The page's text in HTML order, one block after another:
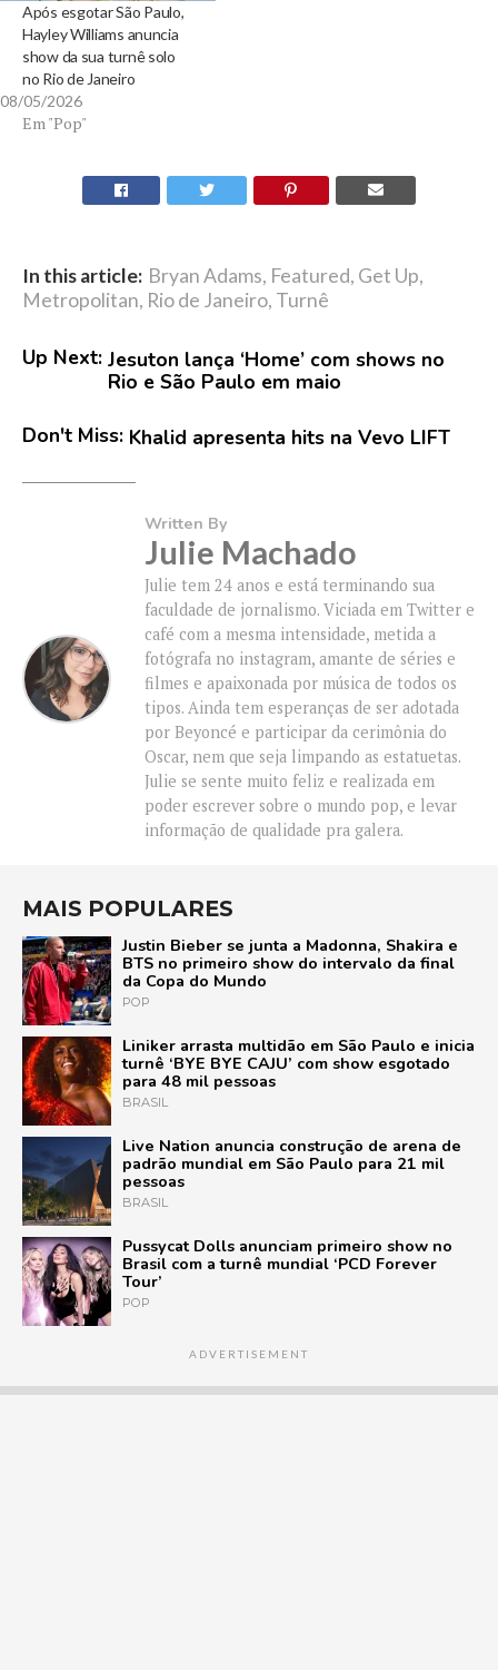
Após esgotar São Paulo,
Hayley Williams anuncia
show da sua turnê solo
no Rio de Janeiro
08/05/2026
Em "Pop"
In this article: Bryan Adams, Featured, Get Up,
Metropolitan, Rio de Janeiro, Turnê
Up Next: Jesuton lança ‘Home’ com shows no
Rio e São Paulo em maio
Don't Miss: Khalid apresenta hits na Vevo LIFT
Written By
Julie Machado
Julie tem 24 anos e está terminando sua
faculdade de jornalismo. Viciada em Twitter e
café com a mesma intensidade, metida a
fotógrafa no instagram, amante de séries e
filmes e apaixonada por música de todos os
tipos. Ainda tem esperanças de ser adotada
por Beyoncé e participar da cerimônia do
Oscar, nem que seja limpando as estatuetas.
Julie se sente muito feliz e realizada em
poder escrever sobre o mundo pop, e levar
informação de qualidade pra galera.
MAIS POPULARES
Justin Bieber se junta a Madonna, Shakira e
BTS no primeiro show do intervalo da final
da Copa do Mundo
POP
Liniker arrasta multidão em São Paulo e inicia
turnê ‘BYE BYE CAJU’ com show esgotado
para 48 mil pessoas
BRASIL
Live Nation anuncia construção de arena de
padrão mundial em São Paulo para 21 mil
pessoas
BRASIL
Pussycat Dolls anunciam primeiro show no
Brasil com a turnê mundial ‘PCD Forever
Tour’
POP
ADVERTISEMENT